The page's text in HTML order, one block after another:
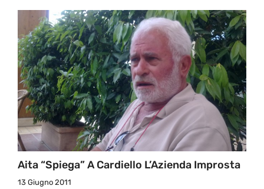
Aita “spiega” A Cardiello L’Azienda Improsta
13 Giugno 2011